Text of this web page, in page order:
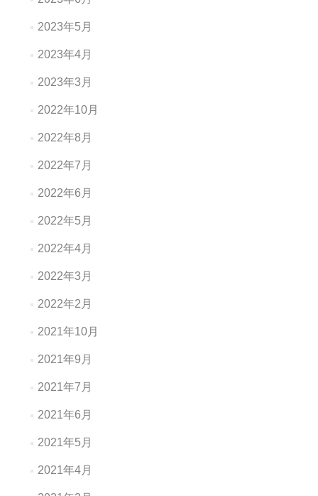
2023年5月
2023年4月
2023年3月
2022年10月
2022年8月
2022年7月
2022年6月
2022年5月
2022年4月
2022年3月
2022年2月
2021年10月
2021年9月
2021年7月
2021年6月
2021年5月
2021年4月